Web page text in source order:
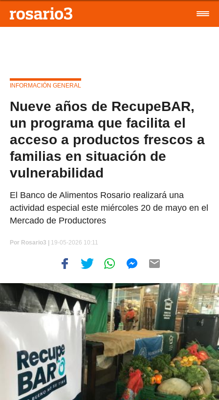
INFORMACIÓN GENERAL
Nueve años de RecupeBAR,
un programa que facilita el
acceso a productos frescos a
familias en situación de
vulnerabilidad
El Banco de Alimentos Rosario realizará una
actividad especial este miércoles 20 de mayo en el
Mercado de Productores
Por Rosario3 | 19-05-2026 10:11